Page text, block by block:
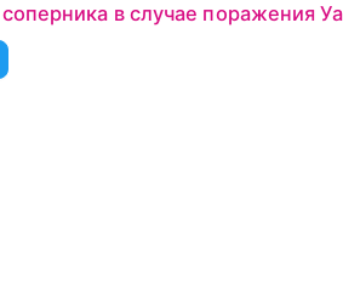
в случае поражения